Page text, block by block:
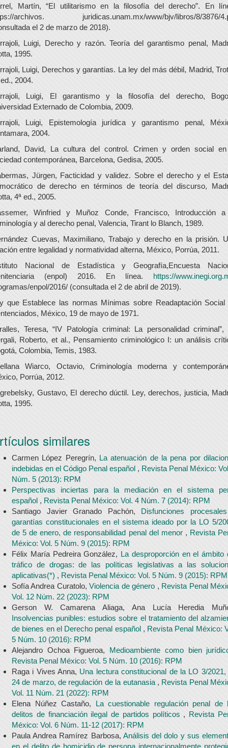
Martín, “El utilitarismo en la filosofía del derecho”. En
archivos. juridicas.unam.mx/www/bjv/libros/8/3876/
el 2 de marzo de 2018).
Luigi, Derecho y razón. Teoría del garantismo penal,
1995.
Luigi, Derechos y garantías. La ley del más débil, Madrid,
2004.
Luigi, El garantismo y la filosofía del derecho,
Externado de Colombia, 2009.
Luigi, Epistemología jurídica y garantismo penal,
2004.
David, La cultura del control. Crimen y orden social
contemporánea, Barcelona, Gedisa, 2005.
Jürgen, Facticidad y validez. Sobre el derecho y el
de derecho en términos de teoría del discurso,
4ª ed., 2005.
Winfried y Muñoz Conde, Francisco, Introducción
y al derecho penal, Valencia, Tirant lo Blanch, 1989.
Cuevas, Maximiliano, Trabajo y derecho en la prisión.
entre legalidad y normatividad alterna, México, Porrúa, 2011.
Nacional de Estadística y Geografía,Encuesta
(enpol) 2016. En línea. https://
enpol/2016/ (consultada el 2 de abril de 2019).
que Establece las normas Mínimas sobre Readaptación Social
México, 19 de mayo de 1971.
Teresa, “IV Patología criminal: La personalidad criminal”,
Roberto, et al., Pensamiento criminológico I: un análisis
Colombia, Temis, 1983.
Wiarco, Octavio, Criminología moderna y
Porrúa, 2012.
Gustavo, El derecho dúctil. Ley, derechos, justicia,
1995.
similares
Carmen López Peregrín, La atenuación de la pena por
indebidas en el Código Penal español , Revista Penal México:
Núm. 5 (2013): RPM
Perspectivas inciertas para la mediación en el sistema
español , Revista Penal México: Vol. 4 Núm. 7 (2014): RPM
Santiago Javier Granado Pachón, Disfunciones
garantías constitucionales en el sistema ideado por la LO 5/
de 5 de enero, de responsabilidad penal del menor , Revista
México: Vol. 5 Núm. 9 (2015): RPM
Félix María Pedreira González, La desproporción en el ámbito
tráfico de drogas: de las políticas legislativas a las
aplicativas(*) , Revista Penal México: Vol. 5 Núm. 9 (2015): RPM
Sofía Andrea Curatolo,Violencia de género , Revista Penal
Vol. 12 Núm. 22 (2023): RPM
Gerson W. Camarena Aliaga, Ana Lucía Heredia
Insolvencias punibles: estudios sobre el tratamiento del
de bienes en el Derecho penal español , Revista Penal México:
5 Núm. 10 (2016): RPM
Alejandro Ochoa Figueroa, Medioambiente como bien
Revista Penal México: Vol. 5 Núm. 10 (2016): RPM
Raga i Vives Anna, Una lectura constitucional de la LO 3/2021,
24 de marzo, de regulación de la eutanasia , Revista Penal
Vol. 11 Núm. 21 (2022): RPM
Elena Núñez Castaño, La cuestionable regulación penal de
delitos de financiación ilegal de partidos políticos , Revista
México: Vol. 6 Núm. 11-12 (2017): RPM
Paula Andrea Ramírez Barbosa, Análisis del dolo y sus
en el delito de homicidio de persona internacionalmente